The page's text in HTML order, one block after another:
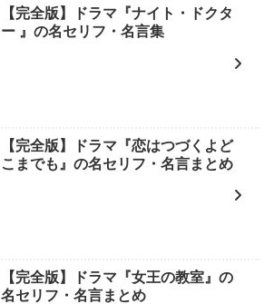
【完全版】ドラマ『ナイト・ドクタ
ー 』の名セリフ・名言集
【完全版】ドラマ『恋はつづくよど
こまでも』の名セリフ・名言まとめ
【完全版】ドラマ『女王の教室』の
名セリフ・名言まとめ